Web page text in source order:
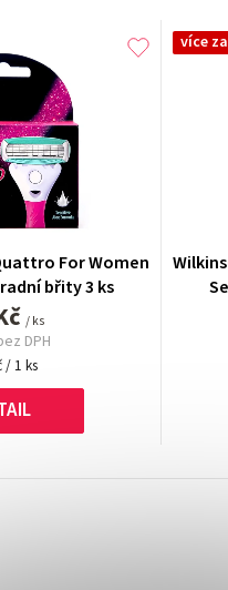
For Women
břity 3 ks
/ ks
DPH
/ 1 ks
více